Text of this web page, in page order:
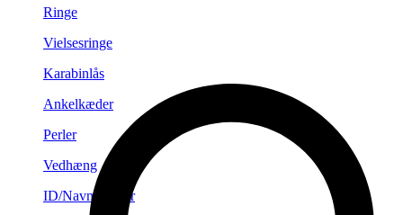
Ringe
Vielsesringe
Karabinlås
Ankelkæder
Perler
Vedhæng
ID/Navneplader